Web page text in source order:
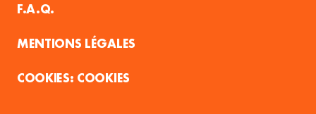
F.A.Q.
MENTIONS LÉGALES
COOKIES